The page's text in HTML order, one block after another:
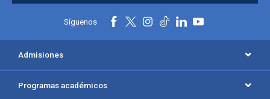
Síguenos
Admisiones
Programas académicos